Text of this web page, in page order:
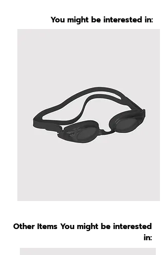
You might be interested in:
Other Items You might be interested
in: